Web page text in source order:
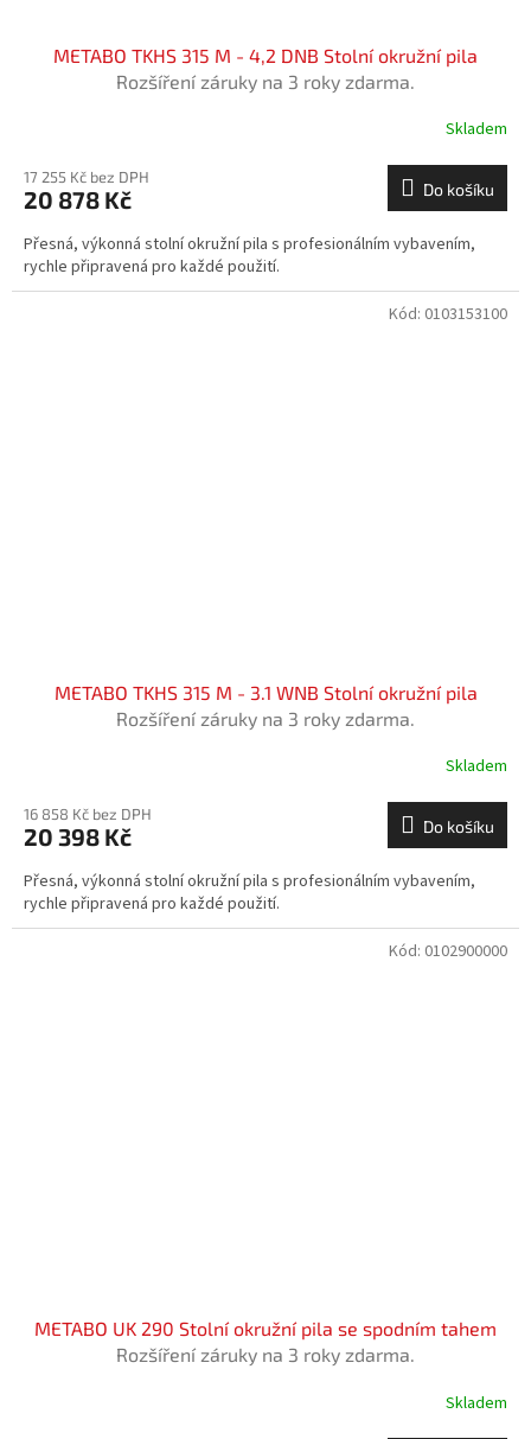
METABO TKHS 315 M - 4,2 DNB Stolní okružní pila
Rozšíření záruky na 3 roky zdarma.
Skladem
17 255 Kč bez DPH
20 878 Kč Do košíku
Přesná, výkonná stolní okružní pila s profesionálním vybavením,
rychle připravená pro každé použití.
METABO TKHS 315 M - 3.1 WNB Stolní okružní pila
Rozšíření záruky na 3 roky zdarma.
Skladem
16 858 Kč bez DPH
20 398 Kč Do košíku
Přesná, výkonná stolní okružní pila s profesionálním vybavením,
rychle připravená pro každé použití.
Kód: 0103153100
METABO UK 290 Stolní okružní pila se spodním tahem
Rozšíření záruky na 3 roky zdarma.
Skladem
Kód: 0102900000